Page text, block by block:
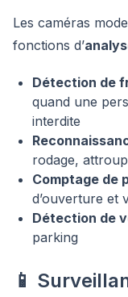
Les caméras
fonctions d’
Détection de
quand une
interdite
rodage,
Comptage de
d’ouverture et
Détection de
parking
📱